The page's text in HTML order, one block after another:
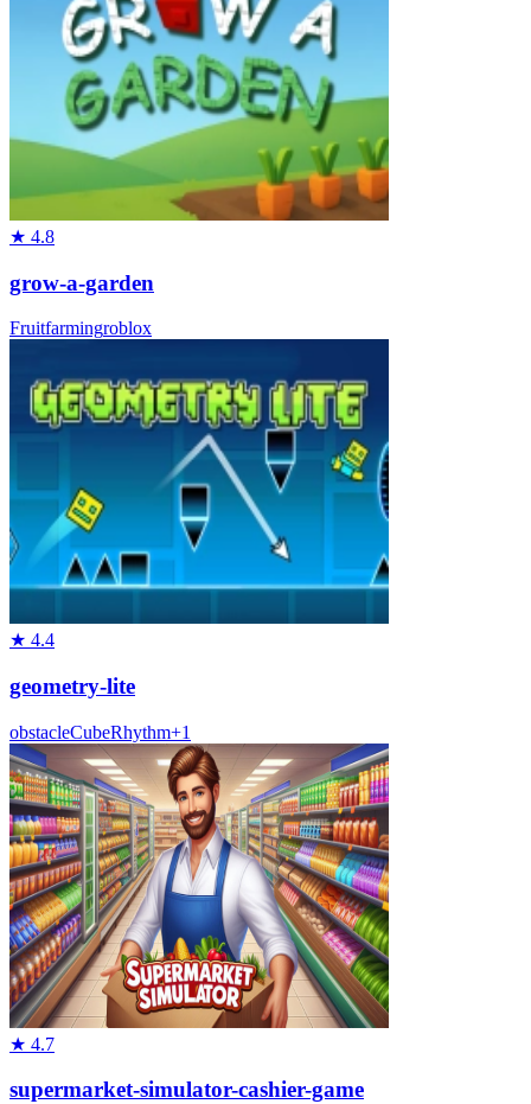
★ 4.8
grow-a-garden
Fruitfarmingroblox
★ 4.4
geometry-lite
obstacleCubeRhythm+1
★ 4.7
supermarket-simulator-cashier-game